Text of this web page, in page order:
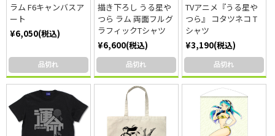
ラム F6キャンバスア
ート
¥6,050(税込)
品切れ
描き下ろし うる星や
つら ラム 両面フルグ
ラフィックTシャツ
¥6,600(税込)
品切れ
TVアニメ『うる星や
つら』 コタツネコ T
シャツ
¥3,190(税込)
品切れ